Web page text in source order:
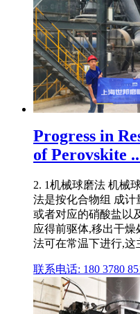
Progress in
of Perovskite
2. 1机械球磨法 机械
法是按化合物组 成计
或者对应的硝酸盐以
应得前驱体,移出干
法可在常温下进行,这
联系电话: 180 3780